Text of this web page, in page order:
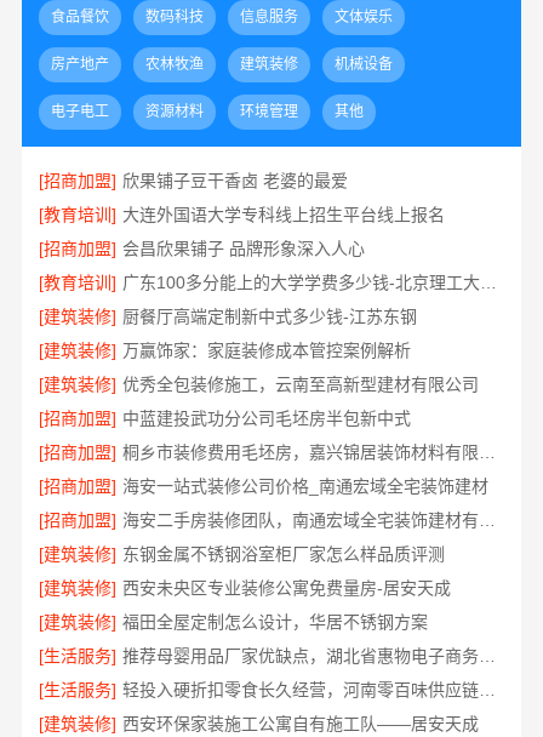
食品餐饮 数码科技 信息服务 文体娱乐
房产地产 农林牧渔 建筑装修 机械设备
电子电工 资源材料 环境管理 其他
[招商加盟] 欣果铺子豆干香卤 老婆的最爱
[教育培训] 大连外国语大学专科线上招生平台线上报名
[招商加盟] 会昌欣果铺子 品牌形象深入人心
[教育培训]
广东100多分能上的大学学费多少钱-北京理工大学珠海学院继教院
[建筑装修] 厨餐厅高端定制新中式多少钱-江苏东钢
[建筑装修] 万赢饰家：家庭装修成本管控案例解析
[建筑装修] 优秀全包装修施工，云南至高新型建材有限公司
[招商加盟] 中蓝建投武功分公司毛坯房半包新中式
[招商加盟]
[招商加盟] 海安一站式装修公司价格_南通宏域全宅装饰建材
[招商加盟]
[建筑装修] 东钢金属不锈钢浴室柜厂家怎么样品质评测
[建筑装修] 西安未央区专业装修公寓免费量房-居安天成
[建筑装修] 福田全屋定制怎么设计，华居不锈钢方案
[生活服务]
推荐母婴用品厂家优缺点，湖北省惠物电子商务有限公司甄选
[生活服务]
轻投入硬折扣零食长久经营，河南零百味供应链有限公司打造持久收益
[建筑装修] 西安环保家装施工公寓自有施工队——居安天成